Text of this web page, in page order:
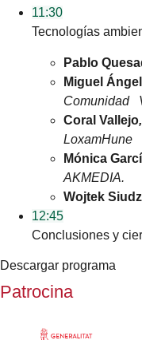
11:30
Tecnologías
Pablo
Miguel
Comunidad
Coral Vallejo,
LoxamHune
Mónica
AKMEDIA.
Wojtek
12:45
Conclusiones y
Descargar programa
Patrocina